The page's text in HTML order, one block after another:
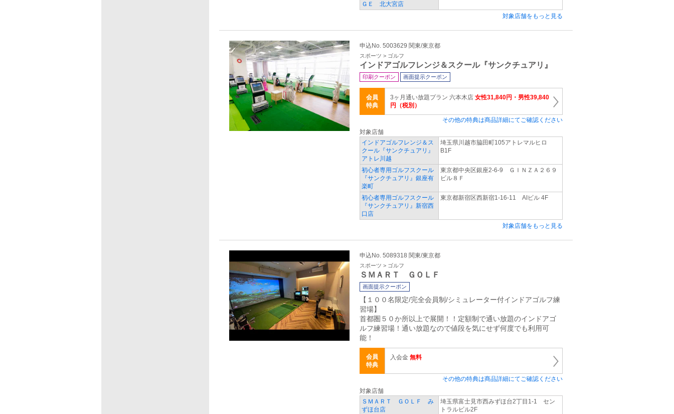
ＧＥ 北大宮店
対象店舗をもっと見る
申込No. 5003629 関東/東京都
スポーツ > ゴルフ
インドアゴルフレンジ＆スクール『サンクチュアリ』
印刷クーポン 画面提示クーポン
会員
特典
3ヶ月通い放題プラン 六本木店 女性31,840円・男性39,840
円（税別）
その他の特典は商品詳細にてご確認ください
対象店舗
インドアゴルフレンジ＆ス
クール『サンクチュアリ』
アトレ川越
埼玉県川越市脇田町105アトレマルヒロ
B1F
初心者専用ゴルフスクール
『サンクチュアリ』銀座有
楽町
東京都中央区銀座2‐6‐9 ＧＩＮＺＡ２６９
ビル８Ｆ
初心者専用ゴルフスクール
『サンクチュアリ』新宿西
口店
東京都新宿区西新宿1-16-11 AIビル 4F
対象店舗をもっと見る
申込No. 5089318 関東/東京都
スポーツ > ゴルフ
ＳＭＡＲＴ ＧＯＬＦ
画面提示クーポン
【１００名限定/完全会員制/シミュレーター付インドアゴルフ練
習場】
首都圏５０か所以上で展開！！定額制で通い放題のインドアゴ
ルフ練習場！通い放題なので値段を気にせず何度でも利用可
能！
会員
特典
入会金 無料
その他の特典は商品詳細にてご確認ください
対象店舗
ＳＭＡＲＴ ＧＯＬＦ み
ずほ台店
埼玉県富士見市西みずほ台2丁目1-1 セン
トラルビル2F